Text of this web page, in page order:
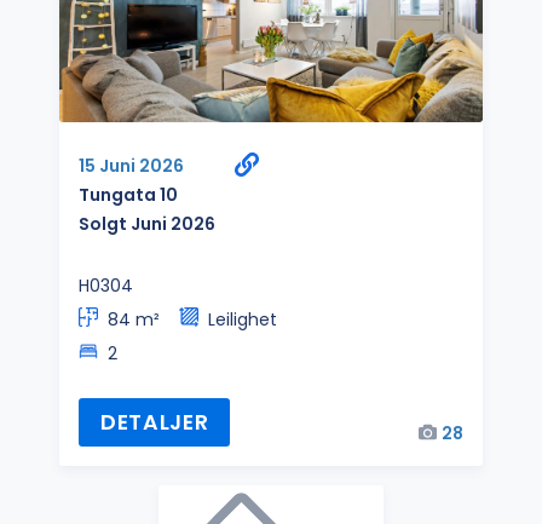
15 Juni 2026
Tungata 10
Solgt Juni 2026
H0304
84 m²
Leilighet
2
DETALJER 28